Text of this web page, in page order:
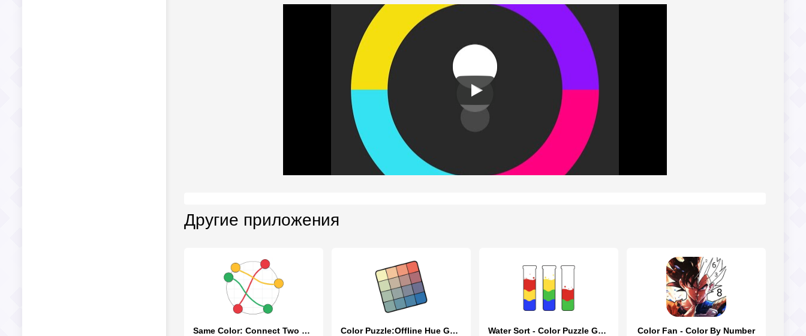
Другие приложения
Same Color: Connect Two Dots Color Puzzle:Offline Hue Games Water Sort - Color Puzzle Game Color Fan - Color By Number